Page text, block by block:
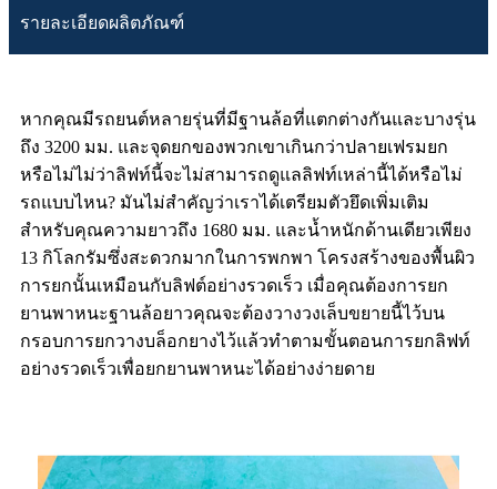
รายละเอียดผลิตภัณฑ์
หากคุณมีรถยนต์หลายรุ่นที่มีฐานล้อที่แตกต่างกันและบางรุ่น
ถึง 3200 มม. และจุดยกของพวกเขาเกินกว่าปลายเฟรมยก
หรือไม่ไม่ว่าลิฟท์นี้จะไม่สามารถดูแลลิฟท์เหล่านี้ได้หรือไม่
รถแบบไหน? มันไม่สำคัญว่าเราได้เตรียมตัวยึดเพิ่มเติม
สำหรับคุณความยาวถึง 1680 มม. และน้ำหนักด้านเดียวเพียง
13 กิโลกรัมซึ่งสะดวกมากในการพกพา โครงสร้างของพื้นผิว
การยกนั้นเหมือนกับลิฟต์อย่างรวดเร็ว เมื่อคุณต้องการยก
ยานพาหนะฐานล้อยาวคุณจะต้องวางวงเล็บขยายนี้ไว้บน
กรอบการยกวางบล็อกยางไว้แล้วทำตามขั้นตอนการยกลิฟท์
อย่างรวดเร็วเพื่อยกยานพาหนะได้อย่างง่ายดาย